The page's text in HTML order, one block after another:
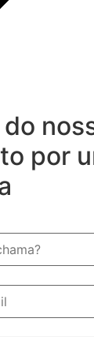
por